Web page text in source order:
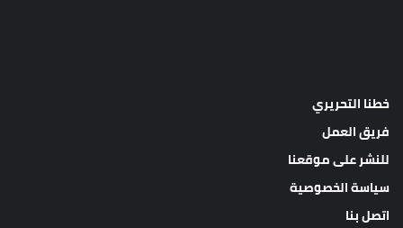
خطنا التحريري
فريق العمل
للنشر على موقعنا
سياسة الخصوصية
اتصل بنا